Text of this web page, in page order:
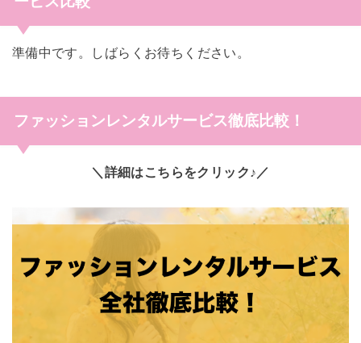
準備中です。しばらくお待ちください。
ファッションレンタルサービス徹底比較！
＼詳細はこちらをクリック♪／